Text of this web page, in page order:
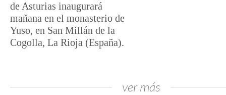
de Asturias inaugurará
mañana en el monasterio de
Yuso, en San Millán de la
Cogolla, La Rioja (España).
ver más